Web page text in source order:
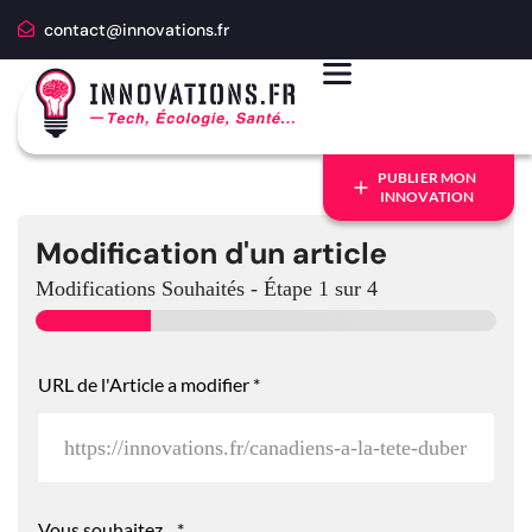
contact@innovations.fr
PUBLIER MON
INNOVATION
Modification d'un article
Modifications Souhaités - Étape 1 sur 4
URL de l'Article a modifier *